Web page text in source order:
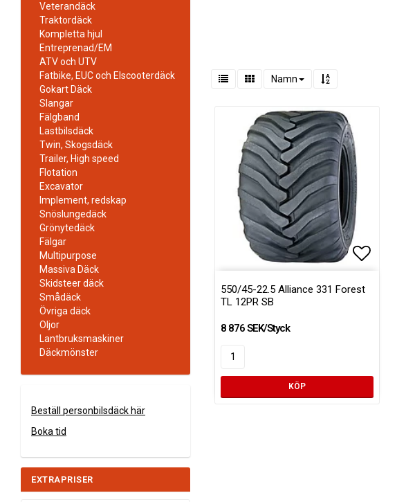
Veterandäck
Traktordäck
Kompletta hjul
Entreprenad/EM
ATV och UTV
Fatbike, EUC och Elscooterdäck
Gokart Däck
Slangar
Fälgband
Lastbilsdäck
Twin, Skogsdäck
Trailer, High speed
Flotation
Excavator
Implement, redskap
Snöslungedäck
Grönytedäck
Fälgar
Multipurpose
Massiva Däck
Skidsteer däck
Smådäck
Övriga däck
Oljor
Lantbruksmaskiner
Däckmönster
Beställ personbilsdäck här
Boka tid
EXTRAPRISER
Namn
550/45-22.5 Alliance 331 Forest
TL 12PR SB
8 876 SEK/Styck
KÖP